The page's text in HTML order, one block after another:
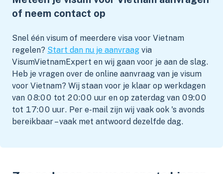
of neem contact op
Snel één visum of meerdere visa voor Vietnam
regelen? Start dan nu je aanvraag via
VisumVietnamExpert en wij gaan voor je aan de slag.
Heb je vragen over de online aanvraag van je visum
voor Vietnam? Wij staan voor je klaar op werkdagen
van 08:00 tot 20:00 uur en op zaterdag van 09:00
tot 17:00 uur. Per e-mail zijn wij vaak ook 's avonds
bereikbaar – vaak met antwoord dezelfde dag.